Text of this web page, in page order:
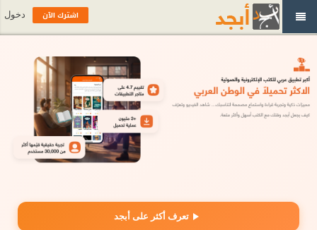
تعرف أكثر على أبجد
اشترك الآن دخول